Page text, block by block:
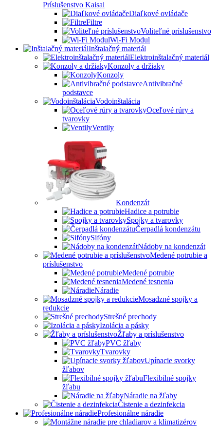
Príslušenstvo Kaisai
Diaľkové ovládače
Filtre
Voliteľné príslušenstvo
Wi-Fi Modul
Inštalačný materiál
Elektroinštalačný materiál
Konzoly a držiaky
Konzoly
Antivibračné
podstavce
Vodoinštalácia
Oceľové rúry a
tvarovky
Ventily
Kondenzát
Hadice a potrubie
Spojky a tvarovky
Čerpadlá kondenzátu
Sifóny
Nádoby na kondenzát
Medené potrubie a
príslušenstvo
Medené potrubie
Medené tesnenia
Náradie
Mosadzné spojky a
redukcie
Strešné prechody
Izolácia a pásky
Žľaby a príslušenstvo
PVC žľaby
Tvarovky
Upínacie svorky
žľabov
Flexibilné spojky
žľabu
Náradie na žľaby
Čistenie a dezinfekcia
Profesionálne náradie